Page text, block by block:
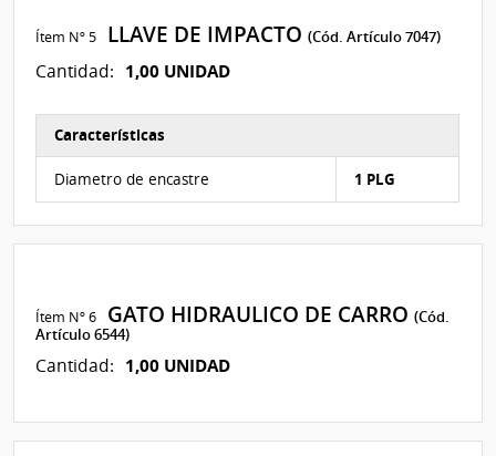
Ítem Nº 5 LLAVE DE IMPACTO(Cód. Artículo 7047)
Cantidad: 1,00 UNIDAD
Características
Diametro de encastre 1 PLG
Ítem Nº 6 GATO HIDRAULICO DE CARRO(Cód.
Artículo 6544)
Cantidad: 1,00 UNIDAD